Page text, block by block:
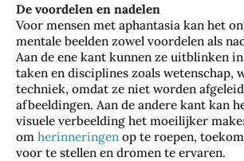
De voordelen en nadelen
Voor mensen met aphantasia kan het
mentale beelden zowel voordelen als
Aan de ene kant kunnen ze uitblinken
taken en disciplines zoals wetenschap,
techniek, omdat ze niet worden
afbeeldingen. Aan de andere kant kan
visuele verbeelding het moeilijker
om herinneringen op te roepen,
voor te stellen en dromen te ervaren.